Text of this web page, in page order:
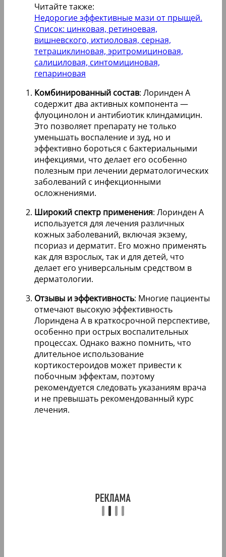
Читайте также:
Недорогие эффективные мази от прыщей.
Список: цинковая, ретиноевая,
вишневского, ихтиоловая, серная,
тетрациклиновая, эритромициновая,
салициловая, синтомициновая,
гепариновая
Комбинированный состав: Лоринден А
содержит два активных компонента —
флуоцинолон и антибиотик клиндамицин.
Это позволяет препарату не только
уменьшать воспаление и зуд, но и
эффективно бороться с бактериальными
инфекциями, что делает его особенно
полезным при лечении дерматологических
заболеваний с инфекционными
осложнениями.
Широкий спектр применения: Лоринден А
используется для лечения различных
кожных заболеваний, включая экзему,
псориаз и дерматит. Его можно применять
как для взрослых, так и для детей, что
делает его универсальным средством в
дерматологии.
Отзывы и эффективность: Многие пациенты
отмечают высокую эффективность
Лориндена А в краткосрочной перспективе,
особенно при острых воспалительных
процессах. Однако важно помнить, что
длительное использование
кортикостероидов может привести к
побочным эффектам, поэтому
рекомендуется следовать указаниям врача
и не превышать рекомендованный курс
лечения.